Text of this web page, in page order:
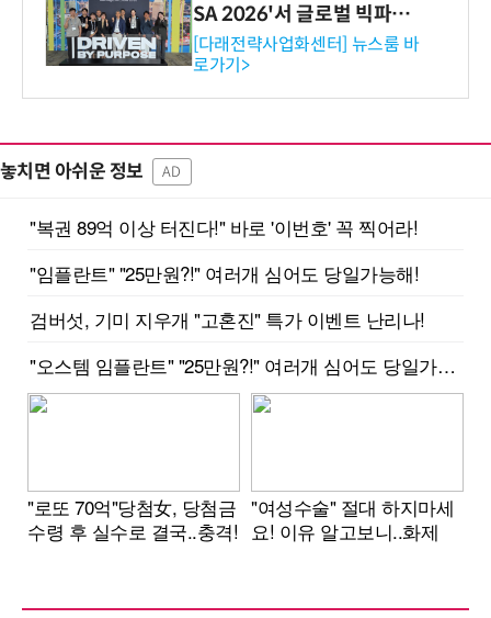
SA 2026'서 글로벌 빅파마
와의 비즈니스 미팅 지원…K
-바이오 해외 진출 교두보 확
보
[다래전략사업화센터] 뉴스룸 바
로가기>
놓치면 아쉬운 정보 AD